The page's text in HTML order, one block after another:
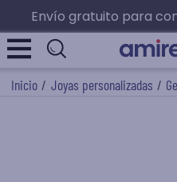
Envío gratuito para
Inicio / Joyas personalizadas /